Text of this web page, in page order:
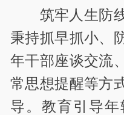
筑牢人生防
秉持抓早抓小、
年干部座谈交流
常思想提醒等方
导。教育引导